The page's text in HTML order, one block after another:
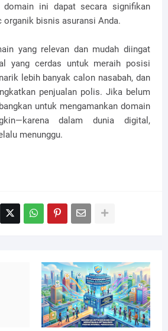
domain ini dapat secara signifikan
organik bisnis asuransi Anda.
yang relevan dan mudah diingat
yang cerdas untuk meraih posisi
lebih banyak calon nasabah, dan
penjualan polis. Jika belum
untuk mengamankan domain
dalam dunia digital,
menunggu.